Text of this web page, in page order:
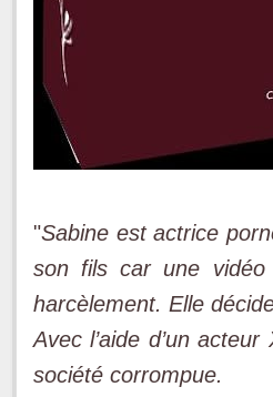
"Sabine est actrice
son fils car une vidéo
harcèlement. Elle
Avec l’aide d’un
société corrompue.